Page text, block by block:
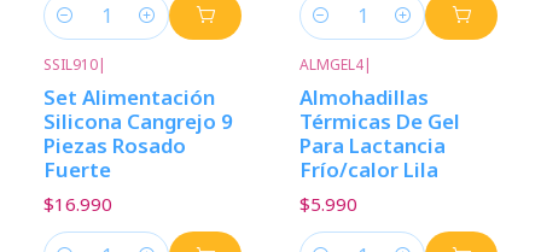
Cantidad Cantidad
SSIL910|
Set Alimentación
Silicona Cangrejo 9
Piezas Rosado
Fuerte
$16.990
ALMGEL4|
Almohadillas
Térmicas De Gel
Para Lactancia
Frío/calor Lila
$5.990